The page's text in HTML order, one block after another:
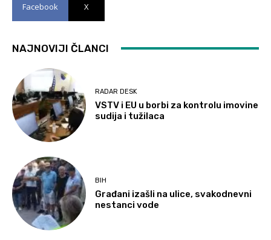
Facebook X
NAJNOVIJI ČLANCI
RADAR DESK
VSTV i EU u borbi za kontrolu imovine
sudija i tužilaca
BIH
Građani izašli na ulice, svakodnevni
nestanci vode